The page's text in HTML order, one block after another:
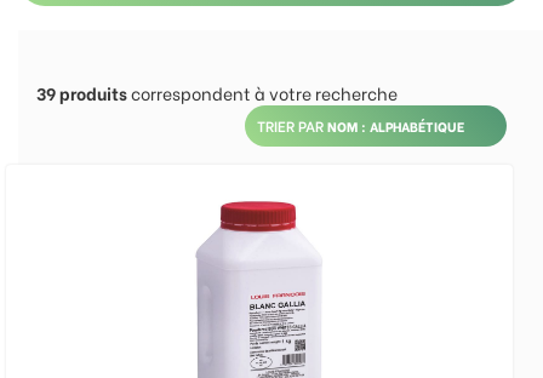
39produitscorrespondent à votre recherche
TRIER PAR